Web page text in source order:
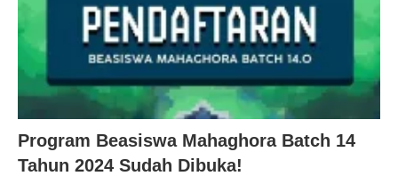
Program Beasiswa Mahaghora Batch 14
Tahun 2024 Sudah Dibuka!